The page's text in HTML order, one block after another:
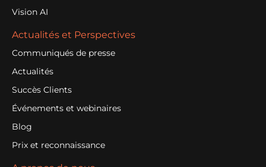
Vision AI
Actualités et Perspectives
Communiqués de presse
Actualités
Succès Clients
Événements et webinaires
Blog
Prix et reconnaissance